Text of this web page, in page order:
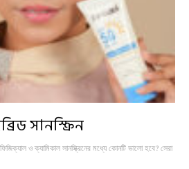
সানস্ক্রিন
ও ক্যামিকাল সানস্ক্রিনের মধ্যে কোনটি ভালো হবে? সেরা